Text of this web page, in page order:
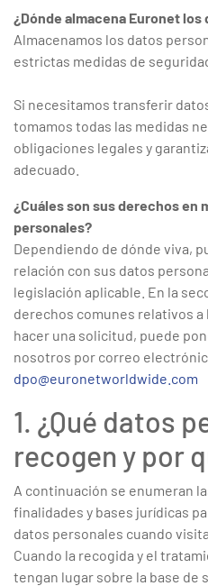
¿Dónde almacena Euronet
Almacenamos los datos
estrictas medidas de
Si necesitamos transferir
tomamos todas las medidas
obligaciones legales y
adecuado.
¿Cuáles son sus derechos en
personales?
Dependiendo de dónde viva,
relación con sus datos
legislación aplicable. En la
derechos comunes relativos a
hacer una solicitud, puede
nosotros por correo
dpo@euronetworldwide.com
1. ¿Qué datos
recogen y por
A continuación se enumeran
finalidades y bases jurídicas
datos personales cuando
Cuando la recogida y el
tengan lugar sobre la base